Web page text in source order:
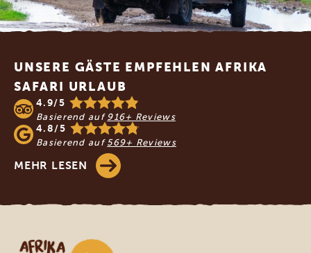
Footer
UNSERE GÄSTE EMPFEHLEN AFRIKA
SAFARI URLAUB
4.9/5
Basierend auf 916+ Reviews
4.8/5
Basierend auf 569+ Reviews
MEHR LESEN
Afrika Safari Urlaub